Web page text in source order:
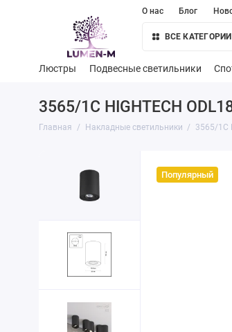
О нас Блог
ВСЕ КАТЕГОРИИ
Люстры Подвесные светильники
3565/1C HIGHTECH
Главная Накладные светильники 3565/1C
Популярный